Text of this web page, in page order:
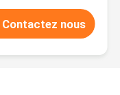
Contactez nous